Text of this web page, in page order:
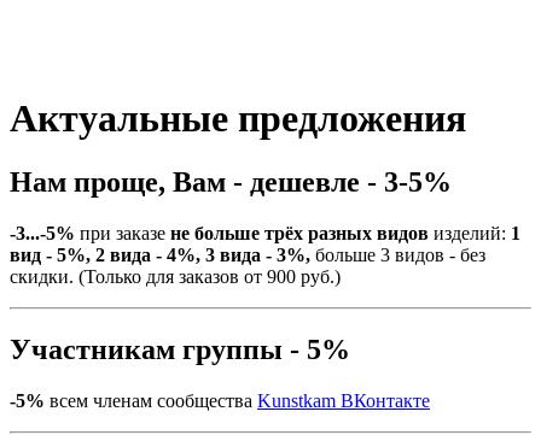
Актуальные предложения
Нам проще, Вам - дешевле - 3-5%
-3...-5% при заказе не больше трёх разных видов изделий: 1
вид - 5%, 2 вида - 4%, 3 вида - 3%, больше 3 видов - без
скидки. (Только для заказов от 900 руб.)
Участникам группы - 5%
-5% всем членам сообщества Kunstkam ВКонтакте